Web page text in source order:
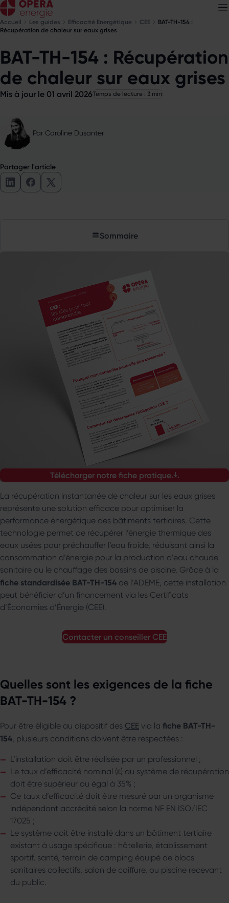
Accueil Les guides Efficacité Energétique CEE
BAT-TH-154 :
Récupération de chaleur sur eaux grises
BAT-TH-154 : Récupération
de chaleur sur eaux grises
Mis à jour le 01 avril 2026Temps de lecture : 3 min
Par Caroline Dusanter
Partager l'article
Partager l'article sur LinkedIn
Partager l'article sur Facebook
Partager l'article sur X
Sommaire
Télécharger notre fiche pratique
La récupération instantanée de chaleur sur les eaux grises
représente une solution efficace pour optimiser la
performance énergétique des bâtiments tertiaires. Cette
technologie permet de récupérer l’énergie thermique des
eaux usées pour préchauffer l’eau froide, réduisant ainsi la
consommation d’énergie pour la production d’eau chaude
sanitaire ou le chauffage des bassins de piscine. Grâce à la
fiche standardisée BAT-TH-154 de l’ADEME, cette installation
peut bénéficier d’un financement via les Certificats
d’Économies d’Énergie (CEE).
contacter un conseiller CEE
Quelles sont les exigences de la fiche
BAT-TH-154 ?
Pour être éligible au dispositif des CEE via la fiche BAT-TH-
154 , plusieurs conditions doivent être respectées :
L’installation doit être réalisée par un professionnel ;
Le taux d’efficacité nominal (ε) du système de récupération
doit être supérieur ou égal à 35% ;
Ce taux d’efficacité doit être mesuré par un organisme
indépendant accrédité selon la norme NF EN ISO/IEC
17025 ;
Le système doit être installé dans un bâtiment tertiaire
existant à usage spécifique : hôtellerie, établissement
sportif, santé, terrain de camping équipé de blocs
sanitaires collectifs, salon de coiffure, ou piscine recevant
du public.
Découvrez nosnewsletters
Choisissez les newsletters qui vous intéressent